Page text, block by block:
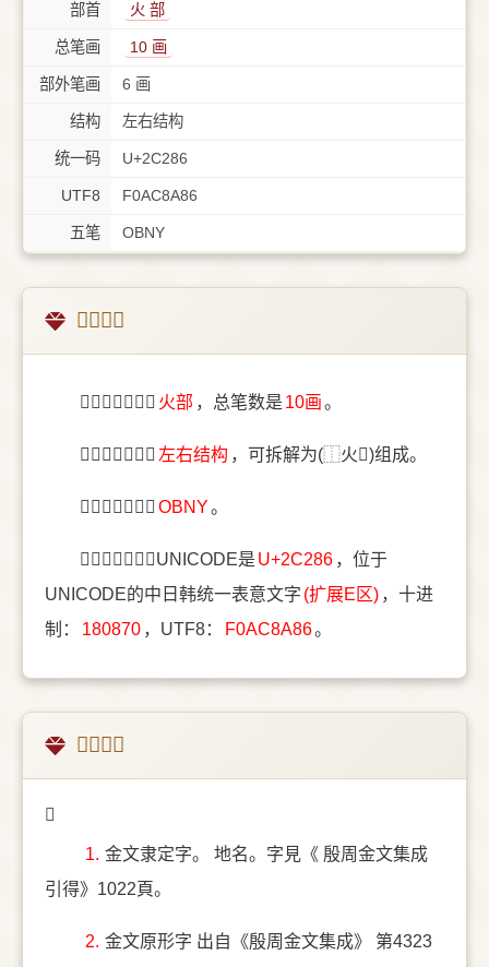
部首 ⽕ 部
总笔画 10 画
部外笔画 6 画
结构 左右结构
统一码 U+2C286
UTF8 F0AC8A86
五笔 OBNY
𬊆字概述
〔𬊆〕字部首是 ⽕部 ，总笔数是 10画。
〔𬊆〕字结构是 左右结构 ，可拆解为(⿰火𫹭)组成。
〔𬊆〕字五笔是 OBNY。
〔𬊆〕字统一码UNICODE是 U+2C286 ，位于
UNICODE的中日韩统一表意文字 (扩展E区) ，十进
制：
180870 ，UTF8： F0AC8A86。
𬊆的意思
𬊆
1. 金文隶定字。 地名。字見《 殷周金文集成
引得》1022頁。
2. 金文原形字 出自《殷周金文集成》 第4323